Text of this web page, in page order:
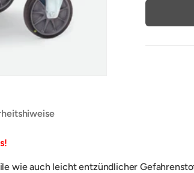
wie auch leicht entzündlicher